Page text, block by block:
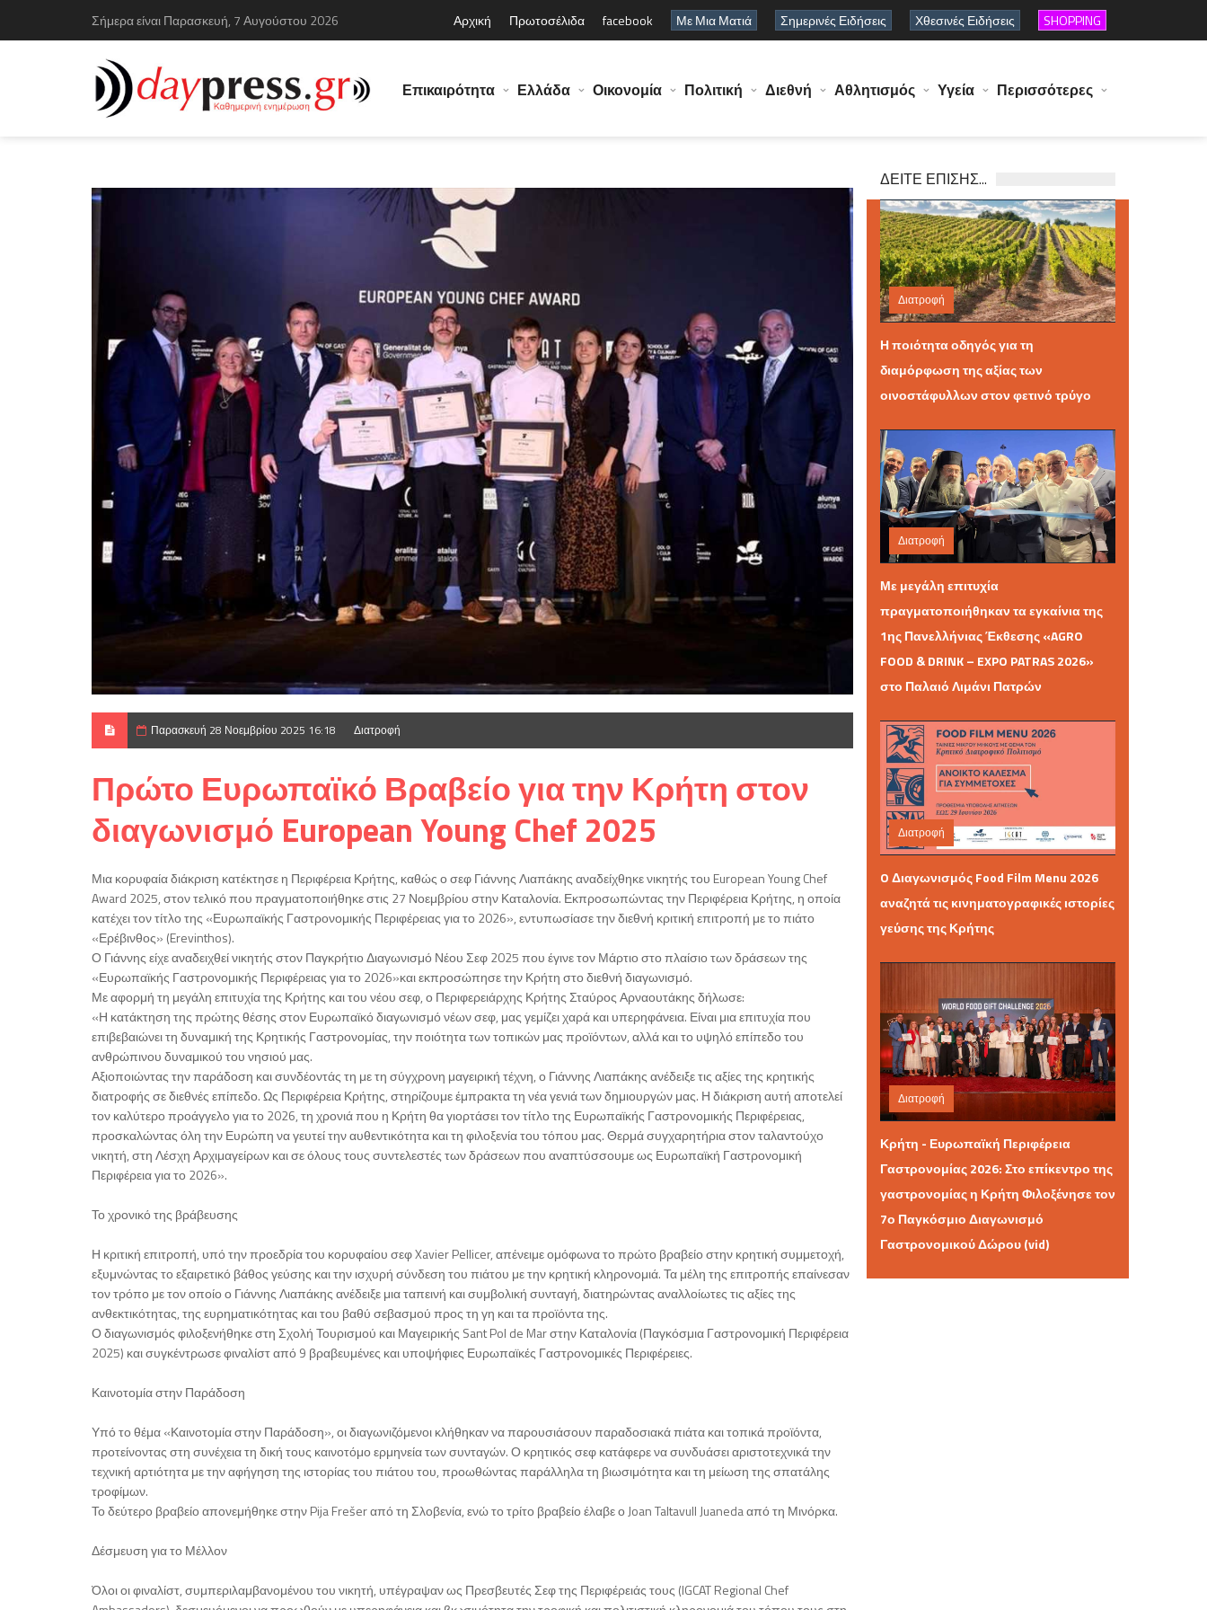
Σήμερα είναι Παρασκευή, 7 Αυγούστου 2026 Αρχική Πρωτοσέλιδα facebook Με Μια Ματιά Σημερινές Ειδήσεις Χθεσινές Ειδήσεις SHOPPING
Επικαιρότητα Ελλάδα Οικονομία Πολιτική Διεθνή Αθλητισμός Υγεία Περισσότερες
Παρασκευή 28 Νοεμβρίου 2025 16:18 Διατροφή
Πρώτο Ευρωπαϊκό Βραβείο για την Κρήτη στον
διαγωνισμό European Young Chef 2025
Μια κορυφαία διάκριση κατέκτησε η Περιφέρεια Κρήτης, καθώς ο σεφ Γιάννης Λιαπάκης αναδείχθηκε νικητής του European Young Chef
Award 2025, στον τελικό που πραγματοποιήθηκε στις 27 Νοεμβρίου στην Καταλονία. Εκπροσωπώντας την Περιφέρεια Κρήτης, η οποία
κατέχει τον τίτλο της «Ευρωπαϊκής Γαστρονομικής Περιφέρειας για το 2026», εντυπωσίασε την διεθνή κριτική επιτροπή με το πιάτο
«Ερέβινθος» (Erevinthos).
Ο Γιάννης είχε αναδειχθεί νικητής στον Παγκρήτιο Διαγωνισμό Νέου Σεφ 2025 που έγινε τον Μάρτιο στο πλαίσιο των δράσεων της
«Ευρωπαϊκής Γαστρονομικής Περιφέρειας για το 2026»και εκπροσώπησε την Κρήτη στο διεθνή διαγωνισμό.
Με αφορμή τη μεγάλη επιτυχία της Κρήτης και του νέου σεφ, ο Περιφερειάρχης Κρήτης Σταύρος Αρναουτάκης δήλωσε:
«Η κατάκτηση της πρώτης θέσης στον Ευρωπαϊκό διαγωνισμό νέων σεφ, μας γεμίζει χαρά και υπερηφάνεια. Είναι μια επιτυχία που
επιβεβαιώνει τη δυναμική της Κρητικής Γαστρονομίας, την ποιότητα των τοπικών μας προϊόντων, αλλά και το υψηλό επίπεδο του
ανθρώπινου δυναμικού του νησιού μας.
Αξιοποιώντας την παράδοση και συνδέοντάς τη με τη σύγχρονη μαγειρική τέχνη, ο Γιάννης Λιαπάκης ανέδειξε τις αξίες της κρητικής
διατροφής σε διεθνές επίπεδο. Ως Περιφέρεια Κρήτης, στηρίζουμε έμπρακτα τη νέα γενιά των δημιουργών μας. Η διάκριση αυτή αποτελεί
τον καλύτερο προάγγελο για το 2026, τη χρονιά που η Κρήτη θα γιορτάσει τον τίτλο της Ευρωπαϊκής Γαστρονομικής Περιφέρειας,
προσκαλώντας όλη την Ευρώπη να γευτεί την αυθεντικότητα και τη φιλοξενία του τόπου μας. Θερμά συγχαρητήρια στον ταλαντούχο
νικητή, στη Λέσχη Αρχιμαγείρων και σε όλους τους συντελεστές των δράσεων που αναπτύσσουμε ως Ευρωπαϊκή Γαστρονομική
Περιφέρεια για το 2026».
Το χρονικό της βράβευσης
Η κριτική επιτροπή, υπό την προεδρία του κορυφαίου σεφ Xavier Pellicer, απένειμε ομόφωνα το πρώτο βραβείο στην κρητική συμμετοχή,
εξυμνώντας το εξαιρετικό βάθος γεύσης και την ισχυρή σύνδεση του πιάτου με την κρητική κληρονομιά. Τα μέλη της επιτροπής επαίνεσαν
τον τρόπο με τον οποίο ο Γιάννης Λιαπάκης ανέδειξε μια ταπεινή και συμβολική συνταγή, διατηρώντας αναλλοίωτες τις αξίες της
ανθεκτικότητας, της ευρηματικότητας και του βαθύ σεβασμού προς τη γη και τα προϊόντα της.
Ο διαγωνισμός φιλοξενήθηκε στη Σχολή Τουρισμού και Μαγειρικής Sant Pol de Mar στην Καταλονία (Παγκόσμια Γαστρονομική Περιφέρεια
2025) και συγκέντρωσε φιναλίστ από 9 βραβευμένες και υποψήφιες Ευρωπαϊκές Γαστρονομικές Περιφέρειες.
Καινοτομία στην Παράδοση
Υπό το θέμα «Καινοτομία στην Παράδοση», οι διαγωνιζόμενοι κλήθηκαν να παρουσιάσουν παραδοσιακά πιάτα και τοπικά προϊόντα,
προτείνοντας στη συνέχεια τη δική τους καινοτόμο ερμηνεία των συνταγών. Ο κρητικός σεφ κατάφερε να συνδυάσει αριστοτεχνικά την
τεχνική αρτιότητα με την αφήγηση της ιστορίας του πιάτου του, προωθώντας παράλληλα τη βιωσιμότητα και τη μείωση της σπατάλης
τροφίμων.
Το δεύτερο βραβείο απονεμήθηκε στην Pija Frešer από τη Σλοβενία, ενώ το τρίτο βραβείο έλαβε ο Joan Taltavull Juaneda από τη Μινόρκα.
Δέσμευση για το Μέλλον
Όλοι οι φιναλίστ, συμπεριλαμβανομένου του νικητή, υπέγραψαν ως Πρεσβευτές Σεφ της Περιφέρειάς τους (IGCAT Regional Chef
ΔΕΙΤΕ ΕΠΙΣΗΣ...
Διατροφή
Δευτέρα 03 Αυγούστου 2026 10:55
Η ποιότητα οδηγός για τη
διαμόρφωση της αξίας των
οινοστάφυλλων στον φετινό τρύγο
Διατροφή
Κυριακή 07 Ιουνίου 2026 08:37
Με μεγάλη επιτυχία
πραγματοποιήθηκαν τα εγκαίνια της
1ης Πανελλήνιας Έκθεσης «AGRO
FOOD & DRINK – EXPO PATRAS 2026»
στο Παλαιό Λιμάνι Πατρών
Διατροφή
Σάββατο 06 Ιουνίου 2026 10:05
O Διαγωνισμός Food Film Menu 2026
αναζητά τις κινηματογραφικές ιστορίες
γεύσης της Κρήτης
Διατροφή
Δευτέρα 25 Μαΐου 2026 12:36
Κρήτη - Ευρωπαϊκή Περιφέρεια
Γαστρονομίας 2026: Στο επίκεντρο της
γαστρονομίας η Κρήτη Φιλοξένησε τον
7ο Παγκόσμιο Διαγωνισμό
Γαστρονομικού Δώρου (vid)